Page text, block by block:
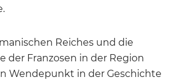
Reiches und die
der Franzosen in der Region
Wendepunkt in der Geschichte